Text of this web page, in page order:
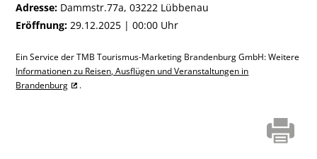
Adresse: Dammstr.77a, 03222 Lübbenau
Eröffnung: 29.12.2025 | 00:00 Uhr
Ein Service der TMB Tourismus-Marketing Brandenburg GmbH: Weitere
Informationen zu Reisen, Ausflügen und Veranstaltungen in
Brandenburg
.